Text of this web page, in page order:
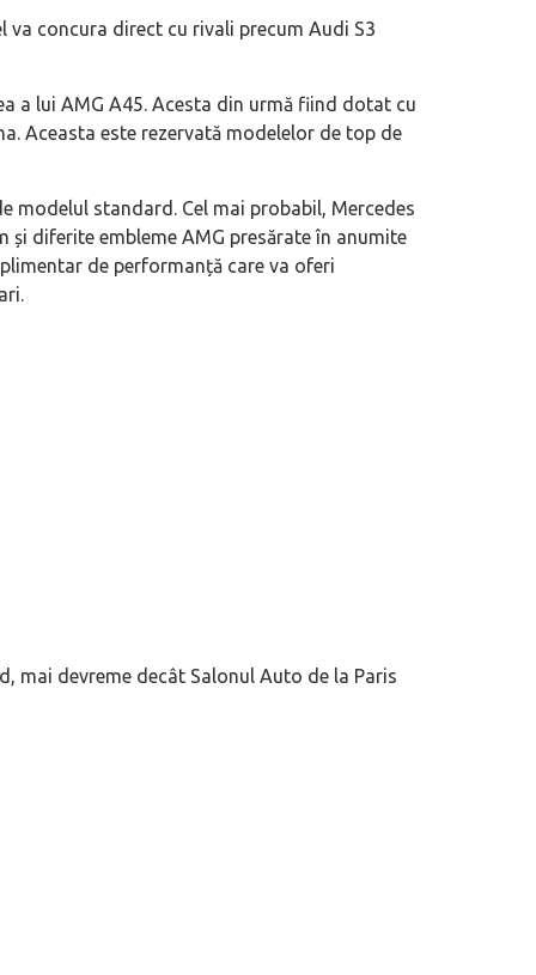
va concura direct cu rivali precum Audi S3
a lui AMG A45. Acesta din urmă fiind dotat cu
Aceasta este rezervată modelelor de top de
modelul standard. Cel mai probabil, Mercedes
diferite embleme AMG presărate în anumite
de performanță care va oferi
mai devreme decât Salonul Auto de la Paris